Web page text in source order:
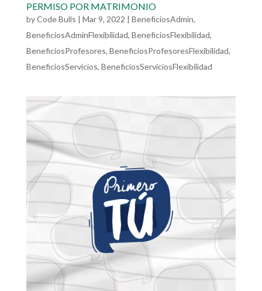
PERMISO POR MATRIMONIO
byCode Bulls | Mar 9, 2022 | BeneficiosAdmin,
BeneficiosAdminFlexibilidad, BeneficiosFlexibilidad,
BeneficiosProfesores, BeneficiosProfesoresFlexibilidad,
BeneficiosServicios, BeneficiosServiciosFlexibilidad